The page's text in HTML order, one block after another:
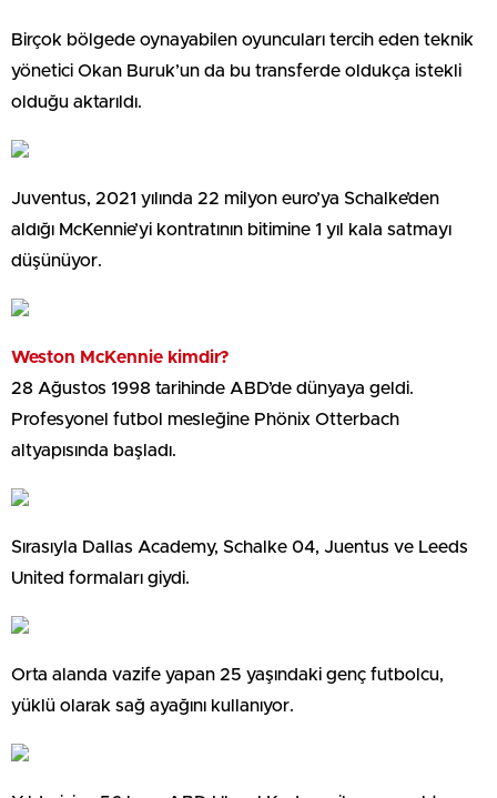
Birçok bölgede oynayabilen oyuncuları tercih eden teknik
yönetici Okan Buruk’un da bu transferde oldukça istekli
olduğu aktarıldı.
Juventus, 2021 yılında 22 milyon euro’ya Schalke’den
aldığı McKennie’yi kontratının bitimine 1 yıl kala satmayı
düşünüyor.
Weston McKennie kimdir?
28 Ağustos 1998 tarihinde ABD’de dünyaya geldi.
Profesyonel futbol mesleğine Phönix Otterbach
altyapısında başladı.
Sırasıyla Dallas Academy, Schalke 04, Juentus ve Leeds
United formaları giydi.
Orta alanda vazife yapan 25 yaşındaki genç futbolcu,
yüklü olarak sağ ayağını kullanıyor.